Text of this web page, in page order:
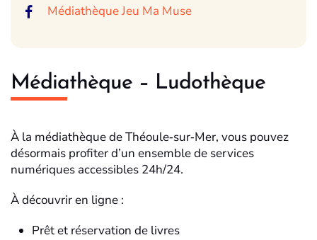
Médiathèque Jeu Ma Muse
Médiathèque – Ludothèque
À la médiathèque de Théoule‑sur‑Mer, vous pouvez
désormais profiter d’un ensemble de services
numériques accessibles 24h/24.
À découvrir en ligne :
Prêt et réservation de livres